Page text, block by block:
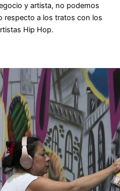
y artista, no podemos
respecto a los tratos con los
Hip Hop.